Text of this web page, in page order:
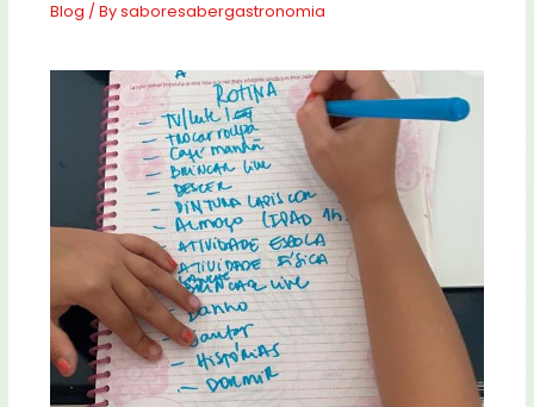
Blog / Bysaboresabergastronomia